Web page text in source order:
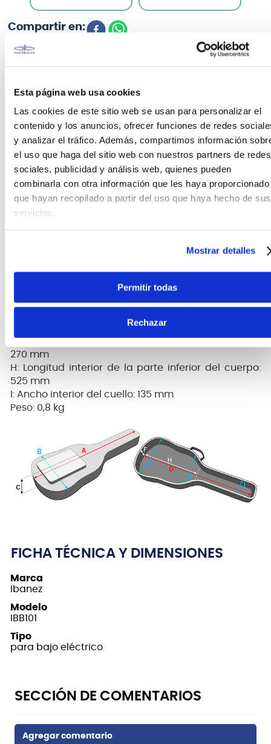
Esta página web usa cookies
Las cookies de este sitio web se usan para personalizar el
contenido y los anuncios, ofrecer funciones de redes
y analizar el tráfico. Además, compartimos información
el uso que haga del sitio web con nuestros partners de redes
sociales, publicidad y análisis web, quienes pueden
combinarla con otra información que les haya proporcionado
que hayan recopilado a partir del uso que haya hecho de sus
servicios.
Mostrar detalles
Permitir todas
Rechazar
CARACTERÍSTICAS DEL PRODUCTO
Las fundas para guitarra acústica de la serie 101 son
la opción perfecta para principiantes que llevan
sus instrumentos a clases o a sus primeras
actuaciones. Ligeras, asequibles y seguras, las
fundas IABB101 protegerán tu primer instrumento al
comienzo de tu trayectoria musical y más allá.
C: Profundidad exterior: 60 mm
D: Longitud total interior: 1220 mm
E: Ancho interior de la parte inferior del cuerpo: 410
F: Profundidad interior: 50 mm
G: Ancho interior de la parte superior del cuerpo:
270 mm
H: Longitud interior de la parte inferior del cuerpo:
525 mm
I: Ancho interior del cuello: 135 mm
Peso: 0,8 kg
FICHA TÉCNICA Y DIMENSIONES
Marca
Ibanez
Modelo
IBB101
Tipo
para bajo eléctrico